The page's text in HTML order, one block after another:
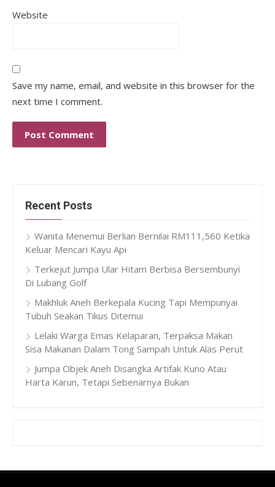
Website
Save my name, email, and website in this browser for the
next time I comment.
Recent Posts
Wanita Menemui Berlian Bernilai RM111,560 Ketika
Keluar Mencari Kayu Api
Terkejut Jumpa Ular Hitam Berbisa Bersembunyi
Di Lubang Golf
Makhluk Aneh Berkepala Kucing Tapi Mempunyai
Tubuh Seakan Tikus Ditemui
Lelaki Warga Emas Kelaparan, Terpaksa Makan
Sisa Makanan Dalam Tong Sampah Untuk Alas Perut
Jumpa Objek Aneh Disangka Artifak Kuno Atau
Harta Karun, Tetapi Sebenarnya Bukan